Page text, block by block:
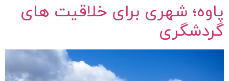
پاوه؛ شهری برای خلاقیت های
گردشگری